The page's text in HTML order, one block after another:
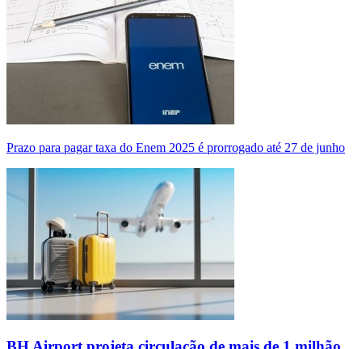
Prazo para pagar taxa do Enem 2025 é prorrogado até 27 de junho